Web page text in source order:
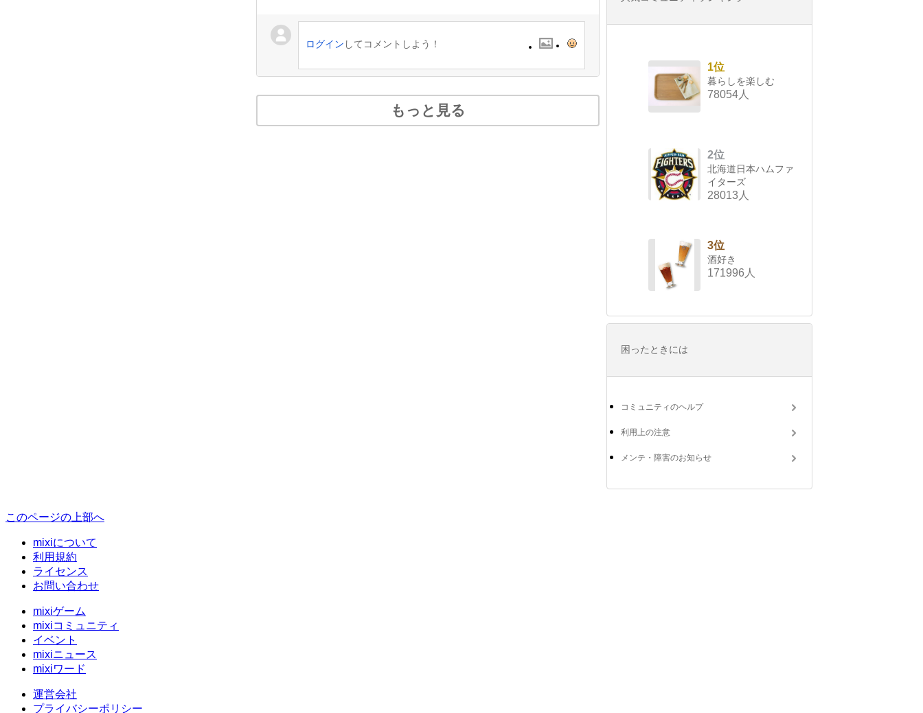
ログイン してコメントしよう！
もっと見る
1位
暮らしを楽しむ
78054人
2位
北海道日本ハムファ
イターズ
28013人
3位
酒好き
171996人
困ったときには
コミュニティのヘルプ
利用上の注意
メンテ・障害のお知らせ
このページの上部へ
mixiについて
利用規約
ライセンス
お問い合わせ
mixiゲーム
mixiコミュニティ
イベント
mixiニュース
mixiワード
運営会社
プライバシーポリシー